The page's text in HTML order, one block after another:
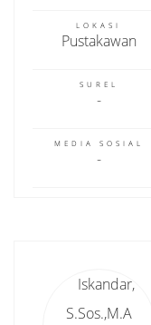
LOKASI
Pustakawan
SUREL
MEDIA SOSIAL